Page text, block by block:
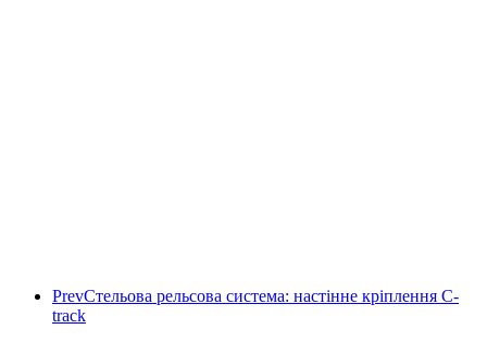
PrevСтельова рельсова система: настінне кріплення C-
track